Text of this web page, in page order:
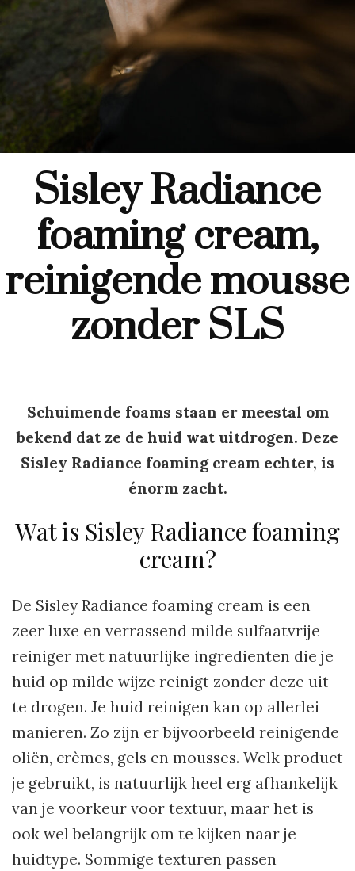
Sisley Radiance
foaming cream,
reinigende mousse
zonder SLS
Schuimende foams staan er meestal om
bekend dat ze de huid wat uitdrogen. Deze
Sisley Radiance foaming cream echter, is
énorm zacht.
Wat is Sisley Radiance foaming
cream?
De Sisley Radiance foaming cream is een
zeer luxe en verrassend milde sulfaatvrije
reiniger met natuurlijke ingredienten die je
huid op milde wijze reinigt zonder deze uit
te drogen. Je huid reinigen kan op allerlei
manieren. Zo zijn er bijvoorbeeld reinigende
oliën, crèmes, gels en mousses. Welk product
je gebruikt, is natuurlijk heel erg afhankelijk
van je voorkeur voor textuur, maar het is
ook wel belangrijk om te kijken naar je
huidtype. Sommige texturen passen